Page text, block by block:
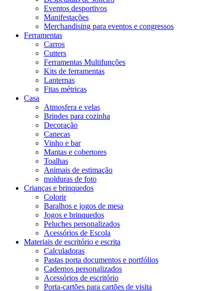
Eventos desportivos
Manifestações
Merchandising para eventos e congressos
Ferramentas
Carros
Cutters
Ferramentas Multifunções
Kits de ferramentas
Lanternas
Fitas métricas
Casa
Atmosfera e velas
Brindes para cozinha
Decoração
Canecas
Vinho e bar
Mantas e cobertores
Toalhas
Animais de estimação
molduras de foto
Crianças e brinquedos
Colorir
Baralhos e jogos de mesa
Jogos e brinquedos
Peluches personalizados
Acessórios de Escola
Materiais de escritório e escrita
Calculadoras
Pastas porta documentos e portfólios
Cadernos personalizados
Acessórios de escritório
Porta-cartões para cartões de visita